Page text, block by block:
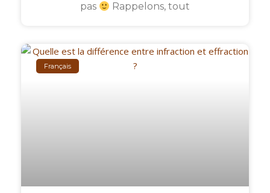
pas
Rappelons, tout
Français